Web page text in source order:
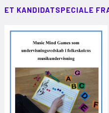
ET KANDIDATSPECIALE